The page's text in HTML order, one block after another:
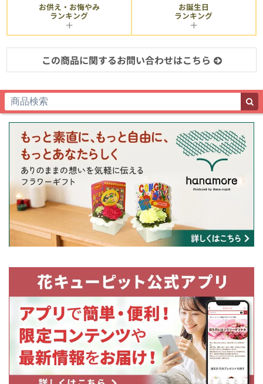
お供え・お悔やみ
ランキング
お誕生日
ランキング
この商品に関するお問い合わせはこちら